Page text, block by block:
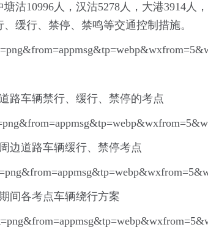
沽10996人，汉沽5278人，大港3914人
缓行、禁停、禁鸣等交通控制措施。
路车辆禁行、缓行、禁停的考点
边道路车辆缓行、禁停考点
间各考点车辆绕行方案